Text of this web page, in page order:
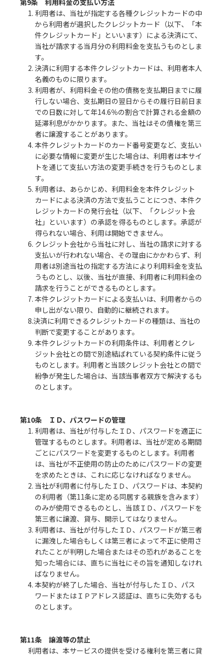
第9条 利用料金の支払い方法
1. 利用者は、当社が指定する各種クレジットカードの中
から利用者が選択したクレジットカード（以下、「本
件クレジットカード」といいます）による決済にて、
当社が請求する当月分の利用料金を支払うものとしま
す。
2. 決済に利用する本件クレジットカードは、利用者本人
名義のものに限ります。
3. 利用者が、利用料金その他の債務を支払期日までに履
行しない場合、支払期日の翌日からその履行日前日ま
での日数に対して年14.6％の割合で計算される金額の
延滞利息がかかります。また、当社はその債権を第三
者に譲渡することがあります。
4. 本件クレジットカードのカード番号変更など、支払い
に必要な情報に変更が生じた場合は、利用者は本サイ
トを通じて支払い方法の変更手続きを行うものとしま
す。
5. 利用者は、あらかじめ、利用料金を本件クレジット
カードによる決済の方法で支払うことにつき、本件ク
レジットカードの発行会社（以下、「クレジット会
社」といいます）の承認を得るものとします。承認が
得られない場合、利用は開始できません。
6. クレジット会社から当社に対し、当社の請求に対する
支払いが行われない場合、その理由にかかわらず、利
用者は別途当社の指定する方法により利用料金を支払
うものとし、以後、当社が直接、利用者に利用料金の
請求を行うことができるものとします。
7. 本件クレジットカードによる支払いは、利用者からの
申し出がない限り、自動的に継続されます。
8.決済に利用できるクレジットカードの種類は、当社の
判断で変更することがあります。
9. 本件クレジットカードの利用条件は、利用者とクレ
ジット会社との間で別途結ばれている契約条件に従う
ものとします。利用者と当該クレジット会社との間で
紛争が発生した場合は、当該当事者双方で解決するも
のとします。
第10条 ＩＤ、パスワードの管理
1. 利用者は、当社が付与したＩＤ、パスワードを適正に
管理するものとします。利用者は、当社が定める期間
ごとにパスワードを変更するものとします。利用者
は、当社が不正使用の防止のためにパスワードの変更
を求めたときは、これに応じなければなりません。
2. 当社が利用者に付与したＩＤ、パスワードは、本契約
の利用者（第11条に定める同居する親族を含みます）
のみが使用できるものとし、当該ＩＤ、パスワードを
第三者に譲渡、貸与、開示してはなりません。
3. 利用者は、当社が付与したＩＤ、パスワードが第三者
に漏洩した場合もしくは第三者によって不正に使用さ
れたことが判明した場合またはその恐れがあることを
知った場合には、直ちに当社にその旨を通知しなけれ
ばなりません。
4. 本契約が終了した場合、当社が付与したＩＤ、パス
ワードまたはＩＰアドレス認証は、直ちに失効するも
のとします。
第11条 譲渡等の禁止
利用者は、本サービスの提供を受ける権利を第三者に貸